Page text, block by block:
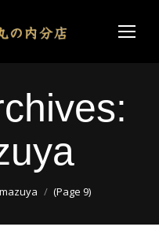
(Page 9)